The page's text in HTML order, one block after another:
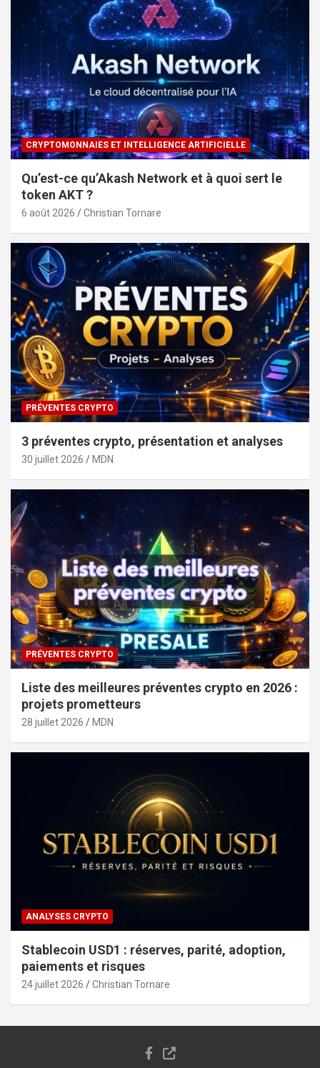
CRYPTOMONNAIES ET INTELLIGENCE ARTIFICIELLE
Qu’est-ce qu’Akash Network et à quoi sert le
token AKT ?
6 août 2026 Christian Tornare
PRÉVENTES CRYPTO
3 préventes crypto, présentation et analyses
30 juillet 2026 MDN
PRÉVENTES CRYPTO
Liste des meilleures préventes crypto en 2026 :
projets prometteurs
28 juillet 2026 MDN
ANALYSES CRYPTO
Stablecoin USD1 : réserves, parité, adoption,
paiements et risques
24 juillet 2026 Christian Tornare